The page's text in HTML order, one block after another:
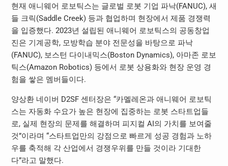
현재 애니웨어 로보틱스는 글로벌 로봇 기업 파낙(FANUC), 새
들 크릭(Saddle Creek) 등과 협업하며 현장에서 제품 경쟁력
을 입증했다. 2023년 설립된 애니웨어 로보틱스의 공동창업
진은 기계공학, 모방학습 분야 전문성을 바탕으로 파낙
(FANUC), 보스턴 다이내믹스(Boston Dynamics), 아마존 로보
틱스(Amazon Robotics) 등에서 로봇 상용화와 현장 운영 경
험을 쌓은 멤버들이다.
양상환 네이버 D2SF 센터장은 “카멜레온과 애니웨어 로보틱
스는 자동화 수요가 높은 현장에 집중하는 로봇 스타트업들
로, 실제 현장의 문제를 해결하며 피지컬 AI의 가치를 보여줄
것”이라며 “스타트업만의 강점으로 빠르게 성공 경험과 노하
우를 축적해 각 산업에서 경쟁우위를 만들 것이라 기대한
다”라고 말했다.